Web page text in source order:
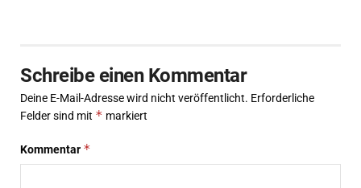
Schreibe einen Kommentar
Deine E-Mail-Adresse wird nicht veröffentlicht. Erforderliche
Felder sind mit * markiert
Kommentar *